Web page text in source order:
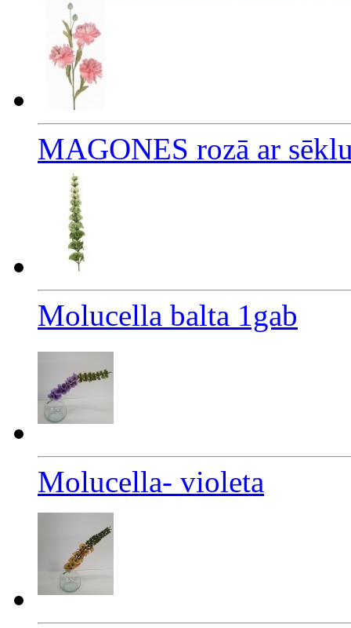
MAGONES rozā ar
Molucella balta 1gab
Molucella- violeta